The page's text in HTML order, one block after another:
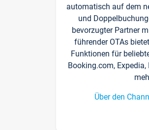
automatisch auf dem
und
bevorzugter Partner
führender OTAs
Funktionen für
Booking.com,
Über den